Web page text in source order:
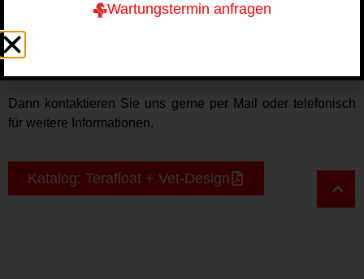
Interesse
Dann kontaktieren Sie uns gerne per Mail oder telefonisch
für weitere Informationen.
Katalog: Terafloat + Vet-Design
Wartungstermin anfragen